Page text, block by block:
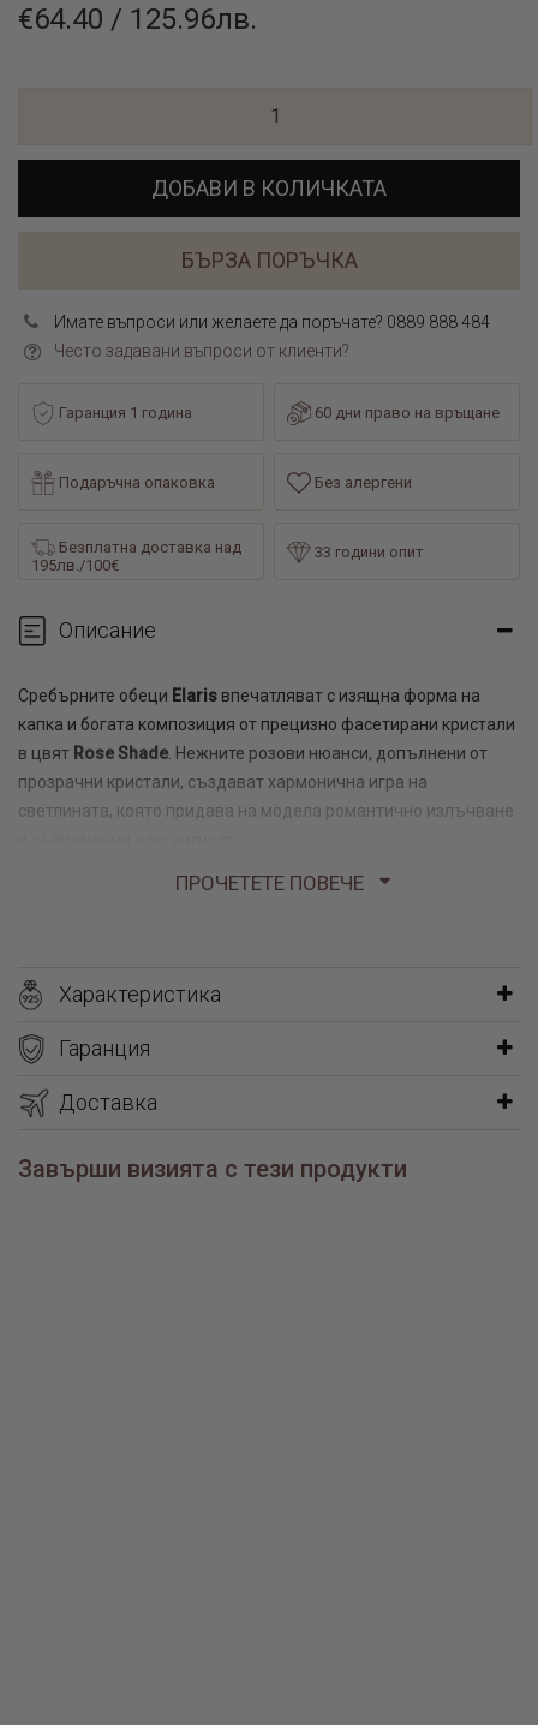
€64.40 / 125.96лв.
ДОБАВИ В КОЛИЧКАТА
БЪРЗА ПОРЪЧКА
Имате въпроси или желаете да поръчате? 0889 888 484
Често задавани въпроси от клиенти?
Гаранция 1 година 60 дни право на връщане
Подаръчна опаковка Без алергени
Безплатна доставка над
195лв./100€
33 години опит
Описание
Сребърните обеци Elaris впечатляват с изящна форма на
капка и богата композиция от прецизно фасетирани кристали
в цвят Rose Shade . Нежните розови нюанси, допълнени от
прозрачни кристали, създават хармонична игра на
светлината, която придава на модела романтично излъчване
Леката конструкция и издълженият силует ги правят удобен
избор както за ежедневни визии, така и за специални поводи.
Elaris
впечатляваща кристална композиция. Цветът
превръщайки тези обеци в красиво бижу, което привлича
вниманието със своята елегантност, а не с показност.
ПРОЧЕТЕТЕ ПОВЕЧЕ
Характеристика
Гаранция
Доставка
Завърши визията с тези продукти